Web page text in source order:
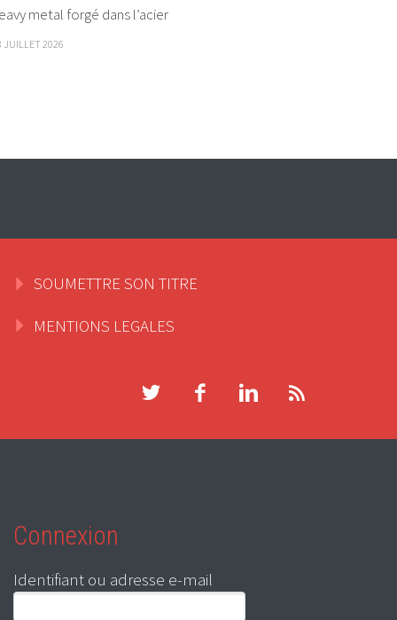
metal forgé dans l’acier
JUILLET 2026
SOUMETTRE SON TITRE
MENTIONS LEGALES
Connexion
Identifiant ou adresse e-mail